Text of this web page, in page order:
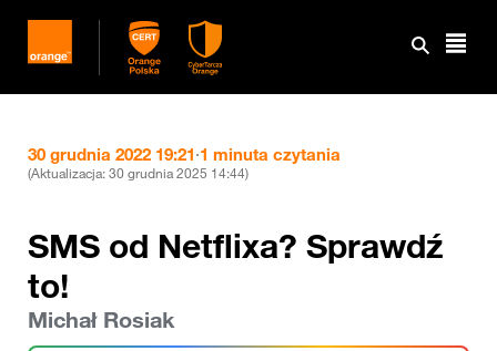
30 grudnia 2022 19:21·1 minuta czytania
(Aktualizacja:30 grudnia 2025 14:44)
SMS od Netflixa? Sprawdź
to!
Michał Rosiak